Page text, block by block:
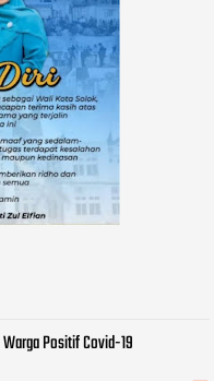
Positif Covid-19